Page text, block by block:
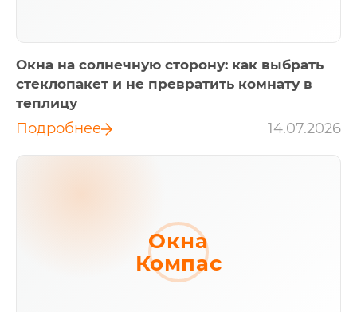
Окна на солнечную сторону: как выбрать
стеклопакет и не превратить комнату в
теплицу
Подробнее 14.07.2026
Окна
Компас